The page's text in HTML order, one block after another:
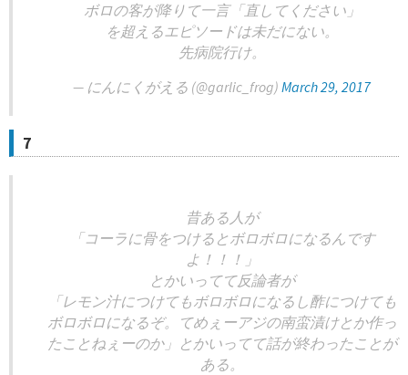
ボロの客が降りて一言「直してください」
を超えるエピソードは未だにない。
先病院行け。
— にんにくがえる (@garlic_frog) March 29, 2017
7
昔ある人が
「コーラに骨をつけるとボロボロになるんです
よ！！！」
とかいってて反論者が
「レモン汁につけてもボロボロになるし酢につけても
ボロボロになるぞ。てめぇーアジの南蛮漬けとか作っ
たことねぇーのか」とかいってて話が終わったことが
ある。